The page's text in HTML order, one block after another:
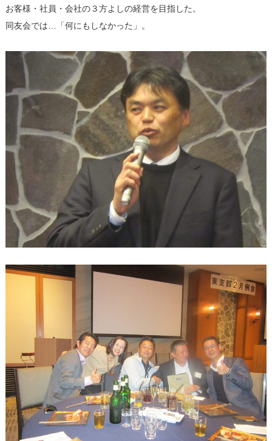
お客様・社員・会社の３方よしの経営を目指した。
同友会では…「何にもしなかった」。